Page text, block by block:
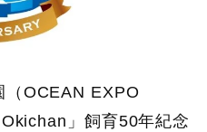
（OCEAN EXPO
」飼育50年紀念